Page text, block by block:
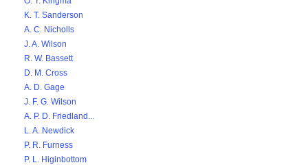
K. T. Sanderson
A. C. Nicholls
J. A. Wilson
R. W. Bassett
D. M. Cross
A. D. Gage
J. F. G. Wilson
A. P. D. Friedland...
L. A. Newdick
P. R. Furness
P. L. Higinbottom